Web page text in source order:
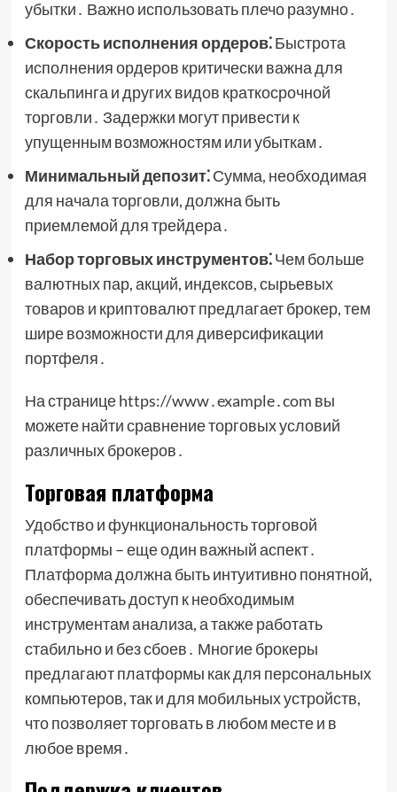
убытки․ Важно использовать плечо разумно․
Скорость исполнения ордеров⁚Быстрота
исполнения ордеров критически важна для
скальпинга и других видов краткосрочной
торговли․ Задержки могут привести к
упущенным возможностям или убыткам․
Минимальный депозит⁚Сумма, необходимая
для начала торговли, должна быть
приемлемой для трейдера․
Набор торговых инструментов⁚Чем больше
валютных пар, акций, индексов, сырьевых
товаров и криптовалют предлагает брокер, тем
шире возможности для диверсификации
портфеля․
На странице https://www․example․com вы
можете найти сравнение торговых условий
различных брокеров․
Торговая платформа
Удобство и функциональность торговой
платформы – еще один важный аспект․
Платформа должна быть интуитивно понятной,
обеспечивать доступ к необходимым
инструментам анализа, а также работать
стабильно и без сбоев․ Многие брокеры
предлагают платформы как для персональных
компьютеров, так и для мобильных устройств,
что позволяет торговать в любом месте и в
любое время․